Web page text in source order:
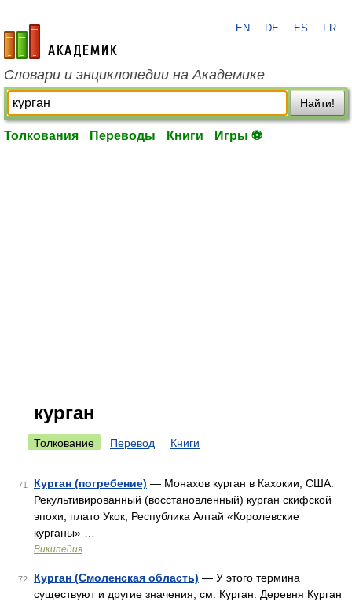
academic.ru
EN DE ES FR
Словари и энциклопедии на Академике
Найти!
Толкования Переводы Книги Игры ⚽
курган
Толкование Перевод Книги
71 Курган (погребение) — Монахов курган в Кахокии, США.
Рекультивированный (восстановленный) курган скифской
эпохи, плато Укок, Республика Алтай «Королевские
курганы» …
Википедия
72 Курган (Смоленская область) — У этого термина
существуют и другие значения, см. Курган. Деревня Курган